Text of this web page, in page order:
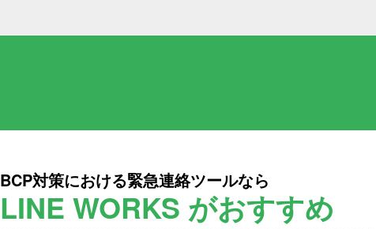
BCP対策における緊急連絡ツールなら
LINE WORKS がおすすめ